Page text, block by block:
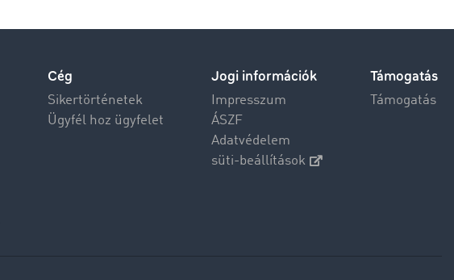
Cég
Sikertörténetek
Ügyfél hoz ügyfelet
Jogi információk
Impresszum
ÁSZF
Adatvédelem
süti-beállítások
Támogatás
Támogatás